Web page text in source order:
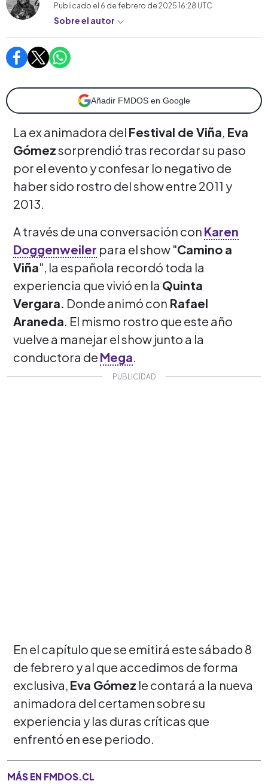
Publicado el 6 de febrero de 2025 16:28 UTC
Sobre el autor
Añadir FMDOS en Google
La ex animadora del Festival de Viña, Eva
Gómezsorprendió tras recordar su paso
por el evento y confesar lo negativo de
haber sido rostro del show entre 2011 y
2013.
A través de una conversación con Karen
Doggenweiler para el show "Camino a
Viña", la española recordó toda la
experiencia que vivió en la Quinta
Vergara. Donde animó con Rafael
Araneda. El mismo rostro que este año
vuelve a manejar el show junto a la
conductora de Mega.
En el capítulo que se emitirá este sábado 8
de febrero y al que accedimos de forma
exclusiva, Eva Gómez le contará a la nueva
animadora del certamen sobre su
experiencia y las duras críticas que
enfrentó en ese periodo.
MÁS EN FMDOS.CL